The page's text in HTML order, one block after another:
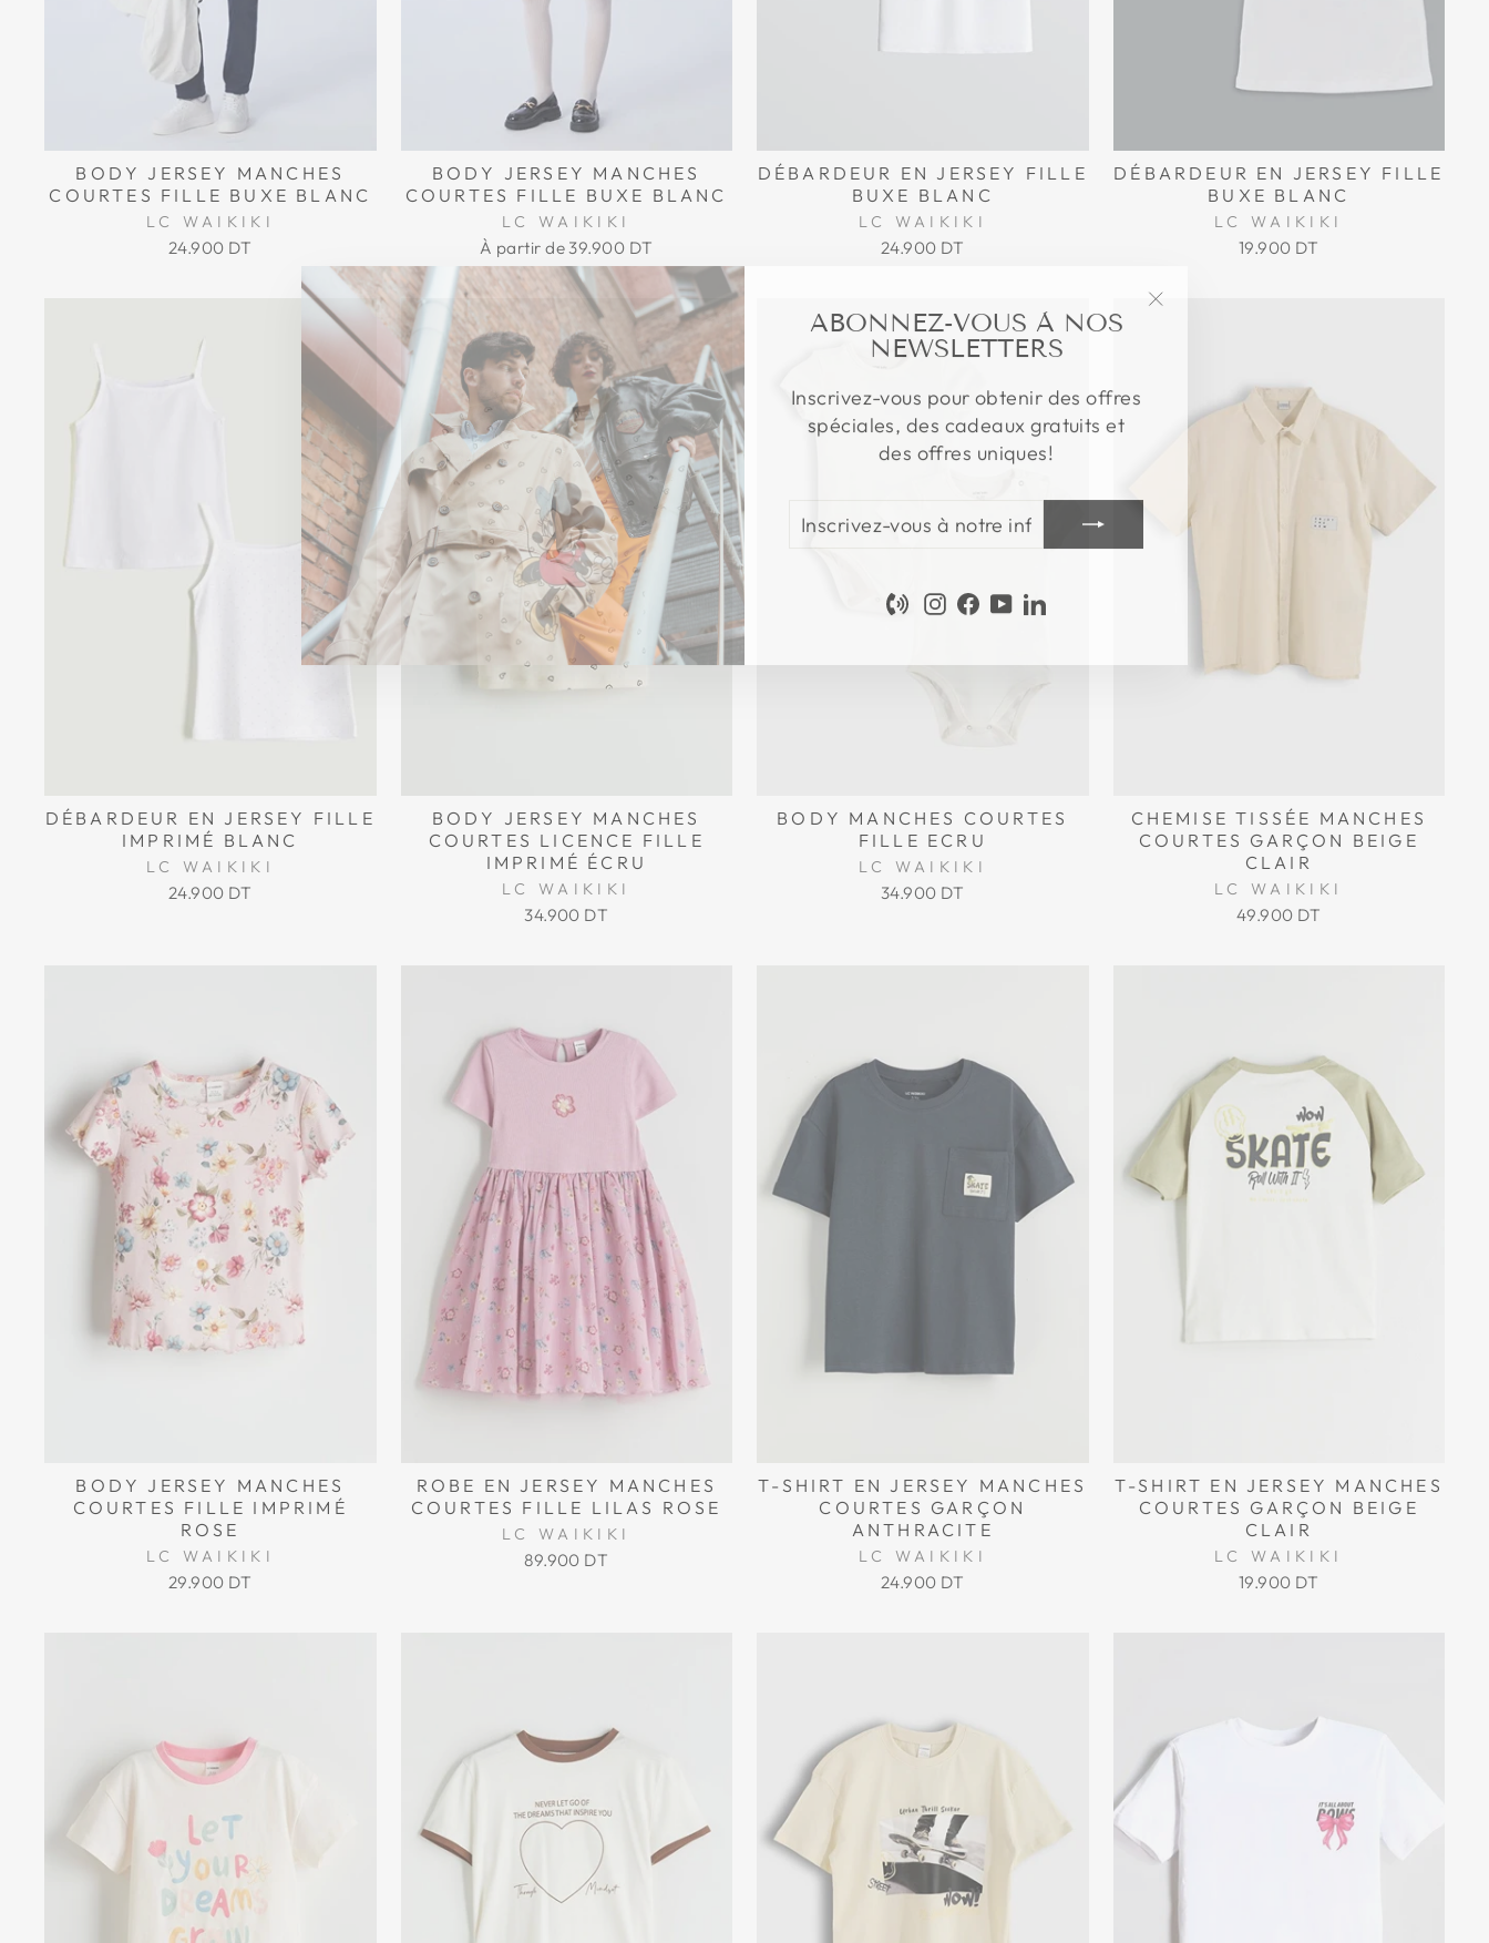
ABONNEZ-VOUS À NOS
NEWSLETTERS
Inscrivez-vous pour obtenir des offres
spéciales, des cadeaux gratuits et
des offres uniques!
VOUS
PhoneInstagram
Facebook
YouTube
BODY JERSEY MANCHES
COURTES FILLE BUXE BLANC
LC WAIKIKI
24.900 DT
BODY JERSEY MANCHES
COURTES FILLE BUXE BLANC
LC WAIKIKI
À partir de39.900 DT
DÉBARDEUR EN JERSEY FILLE
BUXE BLANC
LC WAIKIKI
24.900 DT
DÉBARDEUR EN JERSEY FILLE
BUXE BLANC
LC WAIKIKI
19.900 DT
DÉBARDEUR EN JERSEY FILLE
IMPRIMÉ BLANC
LC WAIKIKI
24.900 DT
BODY JERSEY MANCHES
COURTES LICENCE FILLE
IMPRIMÉ ÉCRU
LC WAIKIKI
34.900 DT
BODY MANCHES COURTES
FILLE ECRU
LC WAIKIKI
34.900 DT
CHEMISE TISSÉE MANCHES
COURTES GARÇON BEIGE
CLAIR
LC WAIKIKI
49.900 DT
BODY JERSEY MANCHES
COURTES FILLE IMPRIMÉ
ROSE
LC WAIKIKI
29.900 DT
ROBE EN JERSEY MANCHES
COURTES FILLE LILAS ROSE
LC WAIKIKI
89.900 DT
T-SHIRT EN JERSEY MANCHES
COURTES GARÇON
ANTHRACITE
LC WAIKIKI
24.900 DT
T-SHIRT EN JERSEY MANCHES
COURTES GARÇON BEIGE
CLAIR
LC WAIKIKI
19.900 DT